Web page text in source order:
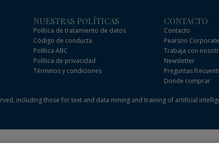
NUESTRAS POLÍTICAS
Política de tratamiento de datos
Código de conducta
Política ABC
Política de privacidad
Términos y condiciones
CONTACTO
Contacto
Pearson Corporate
Trabaja con
Newsletter
Preguntas
Donde comprar
including those for text and data mining and training of artificial